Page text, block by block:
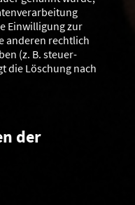
Einwilligung zur
anderen rechtlich
(z. B. steuer-
die Löschung nach
der